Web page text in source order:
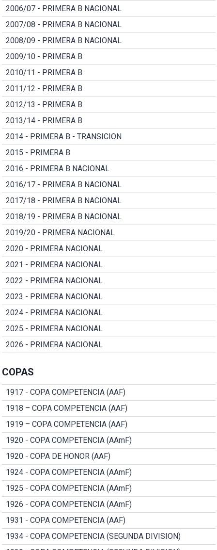
2006/07 - PRIMERA B NACIONAL
2007/08 - PRIMERA B NACIONAL
2008/09 - PRIMERA B NACIONAL
2009/10 - PRIMERA B
2010/11 - PRIMERA B
2011/12 - PRIMERA B
2012/13 - PRIMERA B
2013/14 - PRIMERA B
2014 - PRIMERA B - TRANSICION
2015 - PRIMERA B
2016 - PRIMERA B NACIONAL
2016/17 - PRIMERA B NACIONAL
2017/18 - PRIMERA B NACIONAL
2018/19 - PRIMERA B NACIONAL
2019/20 - PRIMERA NACIONAL
2020 - PRIMERA NACIONAL
2021 - PRIMERA NACIONAL
2022 - PRIMERA NACIONAL
2023 - PRIMERA NACIONAL
2024 - PRIMERA NACIONAL
2025 - PRIMERA NACIONAL
2026 - PRIMERA NACIONAL
COPAS
1917 - COPA COMPETENCIA (AAF)
1918 – COPA COMPETENCIA (AAF)
1919 – COPA COMPETENCIA (AAF)
1920 - COPA COMPETENCIA (AAmF)
1920 - COPA DE HONOR (AAF)
1924 - COPA COMPETENCIA (AAmF)
1925 - COPA COMPETENCIA (AAmF)
1926 - COPA COMPETENCIA (AAmF)
1931 - COPA COMPETENCIA (AAF)
1934 - COPA COMPETENCIA (SEGUNDA DIVISION)